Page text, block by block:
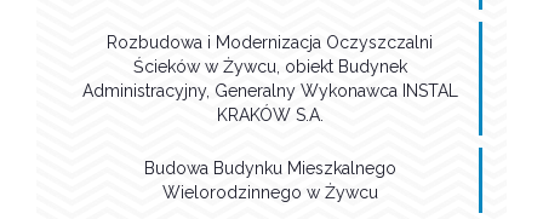
Rozbudowa i Modernizacja Oczyszczalni
Ścieków w Żywcu, obiekt Budynek
Administracyjny, Generalny Wykonawca INSTAL
KRAKÓW S.A.
Budowa Budynku Mieszkalnego
Wielorodzinnego w Żywcu